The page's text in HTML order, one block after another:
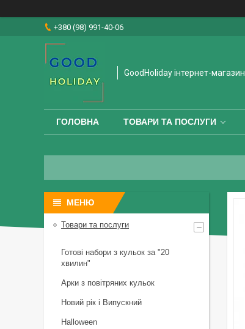
+380 (98) 991-40-06
GoodHoliday інтернет-магазин
ГОЛОВНА ТОВАРИ ТА ПОСЛУГИ
Товари та послуги
Готові набори з кульок за "20
хвилин"
Арки з повітряних кульок
Новий рік і Випускний
Halloween